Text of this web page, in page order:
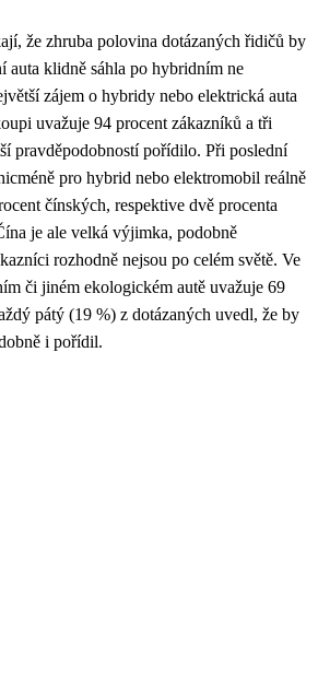
že zhruba polovina dotázaných řidičů by
auta klidně sáhla po hybridním ne
zájem o hybridy nebo elektrická auta
uvažuje 94 procent zákazníků a tři
pravděpodobností pořídilo. Při poslední
pro hybrid nebo elektromobil reálně
čínských, respektive dvě procenta
je ale velká výjimka, podobně
rozhodně nejsou po celém světě. Ve
či jiném ekologickém autě uvažuje 69
pátý (19 %) z dotázaných uvedl, že by
i pořídil.